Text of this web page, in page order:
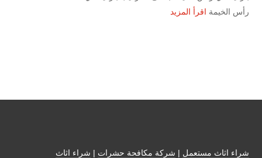
رأس الخيمة اقرأ المزيد
شراء اثاث مستعمل | شركة مكافحة حشرات | شراء اثاث